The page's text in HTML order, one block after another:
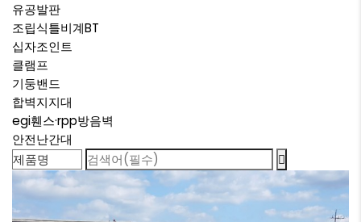
유공발판
조립식틀비계BT
십자조인트
클램프
기둥밴드
합벽지지대
egi휀스·rpp방음벽
안전난간대